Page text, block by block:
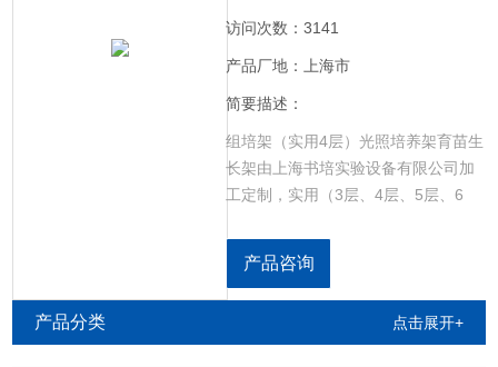
访问次数：3141
产品厂地：上海市
简要描述：
组培架（实用4层）光照培养架育苗生
长架由上海书培实验设备有限公司加
工定制，实用（3层、4层、5层、6
定制。
产品咨询
产品分类 点击展开+